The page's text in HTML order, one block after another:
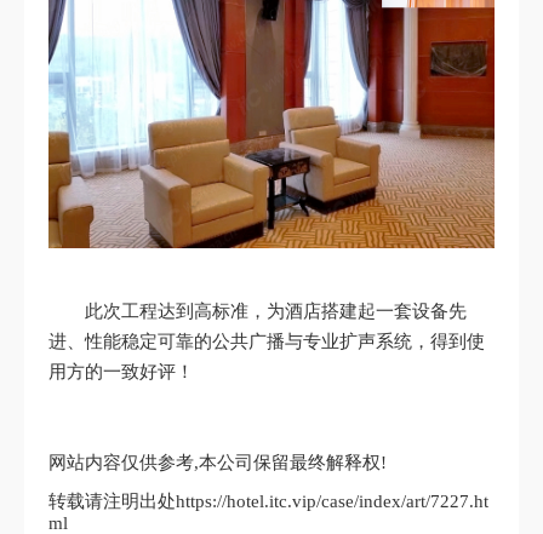
此次工程达到高标准，为酒店搭建起一套设备先
进、性能稳定可靠的公共广播与专业扩声系统，得到使
用方的一致好评！
网站内容仅供参考,本公司保留最终解释权!
转载请注明出处https://hotel.itc.vip/case/index/art/7227.ht
ml